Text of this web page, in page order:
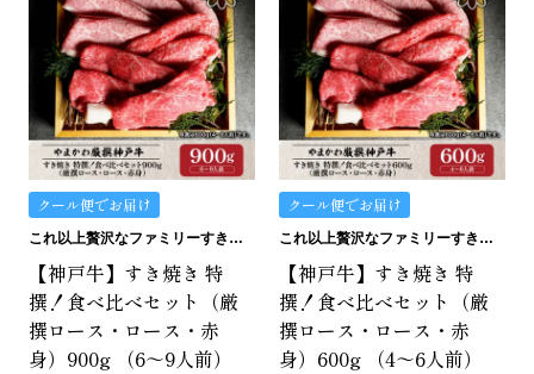
クール便でお届け
これ以上贅沢なファミリーすき焼きはありません。
【神戸牛】すき焼き 特
撰！食べ比べセット（厳
撰ロース・ロース・赤
身）900g （6～9人前）
クール便でお届け
これ以上贅沢なファミリーすき焼きはありません。
【神戸牛】すき焼き 特
撰！食べ比べセット（厳
撰ロース・ロース・赤
身）600g （4～6人前）